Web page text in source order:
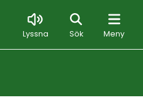
Lyssna Sök Meny
Sök